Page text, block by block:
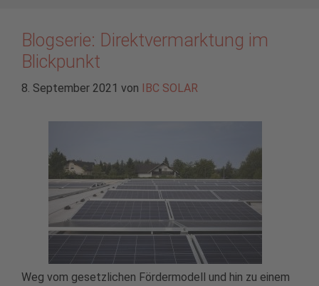
Blogserie: Direktvermarktung im
Blickpunkt
8. September 2021 von IBC SOLAR
Weg vom gesetzlichen Fördermodell und hin zu einem